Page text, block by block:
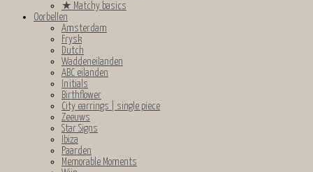
★ Matchy basics
Oorbellen
Amsterdam
Frysk
Dutch
Waddeneilanden
ABC eilanden
Initials
Birthflower
City earrings | single piece
Zeeuws
Star Signs
Ibiza
Paarden
Memorable Moments